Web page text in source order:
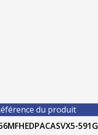
du produit
591G